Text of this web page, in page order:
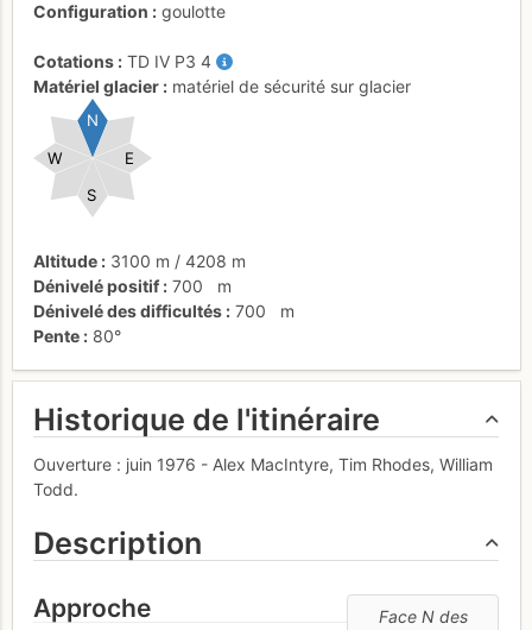
Configuration
goulotte
Cotations TD IV P3 4
Matériel glacier
matériel de sécurité sur glacier
E
W
S
N
Altitude 3100 m / 4208 m
Dénivelé positif
700
m
Dénivelé des difficultés
700
m
Pente
80°
Historique de l'itinéraire
Ouverture : juin 1976 - Alex MacIntyre, Tim Rhodes, William
Todd.
Description
Face N des
Approche